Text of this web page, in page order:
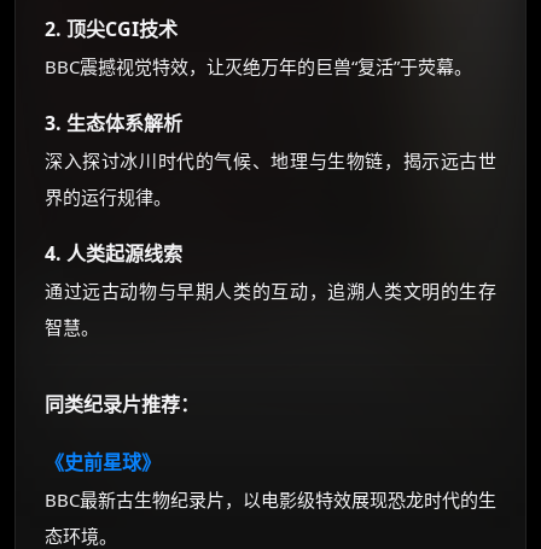
2. 顶尖CGI技术
BBC震撼视觉特效，让灭绝万年的巨兽“复活”于荧幕。
3. 生态体系解析
深入探讨冰川时代的气候、地理与生物链，揭示远古世
界的运行规律。
4. 人类起源线索
通过远古动物与早期人类的互动，追溯人类文明的生存
智慧。
同类纪录片推荐：
《史前星球》
BBC最新古生物纪录片，以电影级特效展现恐龙时代的生
态环境。